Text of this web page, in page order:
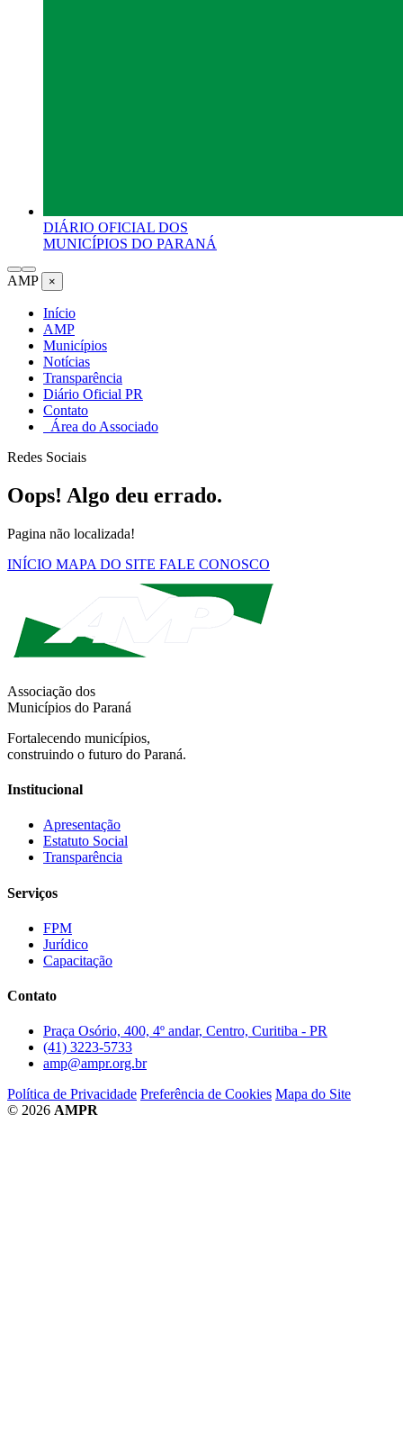
DIÁRIO OFICIAL DOS
MUNICÍPIOS DO PARANÁ
AMP ×
Início
AMP
Municípios
Notícias
Transparência
Diário Oficial PR
Contato
Área do Associado
Redes Sociais
Oops! Algo deu errado.
Pagina não localizada!
INÍCIO MAPA DO SITE FALE CONOSCO
Associação dos
Municípios do Paraná
Fortalecendo municípios,
construindo o futuro do Paraná.
Institucional
Apresentação
Estatuto Social
Transparência
Serviços
FPM
Jurídico
Capacitação
Contato
Praça Osório, 400, 4º andar, Centro, Curitiba - PR
(41) 3223-5733
amp@ampr.org.br
Política de Privacidade Preferência de Cookies Mapa do Site
© 2026 AMPR